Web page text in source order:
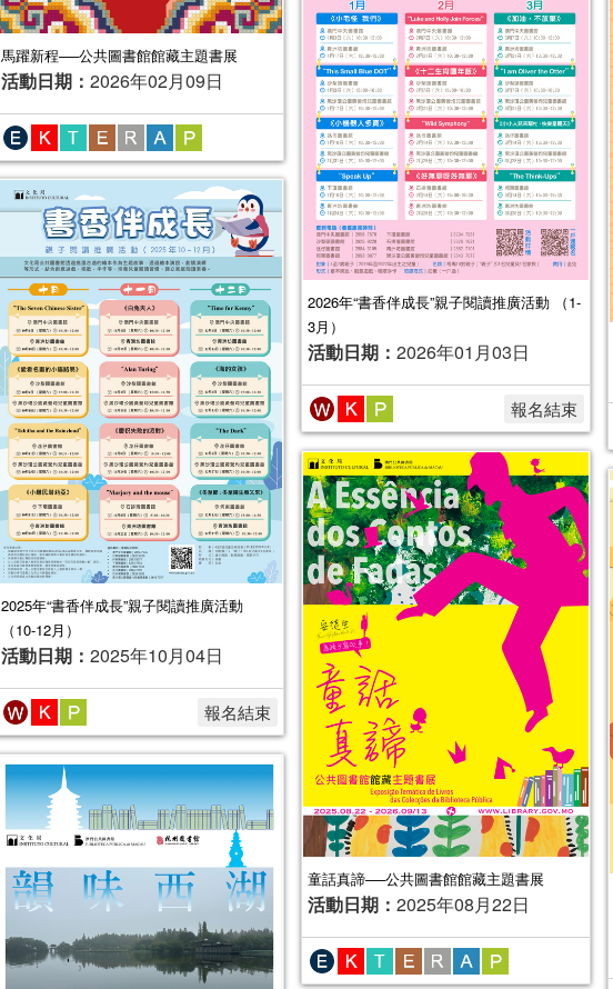
馬躍新程──公共圖書館館藏主題書展
活動日期： 2026年02月09日
2026年“書香伴成長”親子閱讀推廣活動 （1-
3月）
活動日期： 2026年01月03日
報名結束
2025年“書香伴成長”親子閱讀推廣活動
（10-12月）
活動日期： 2025年10月04日
報名結束
童話真諦──公共圖書館館藏主題書展
活動日期： 2025年08月22日